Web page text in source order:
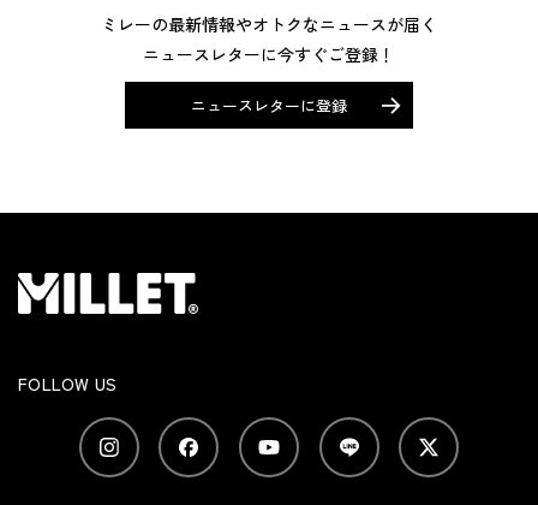
ミレーの最新情報やオトクなニュースが届く
ニュースレターに今すぐご登録！
ニュースレターに登録
FOLLOW US